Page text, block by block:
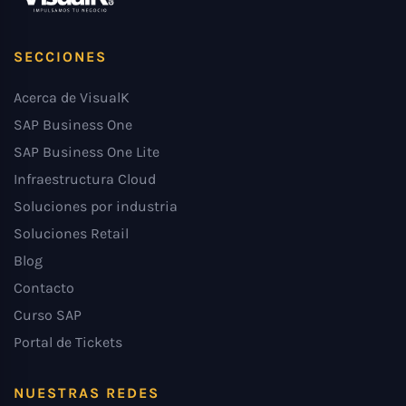
SECCIONES
Acerca de VisualK
SAP Business One
SAP Business One Lite
Infraestructura Cloud
Soluciones por industria
Soluciones Retail
Blog
Contacto
Curso SAP
Portal de Tickets
NUESTRAS REDES